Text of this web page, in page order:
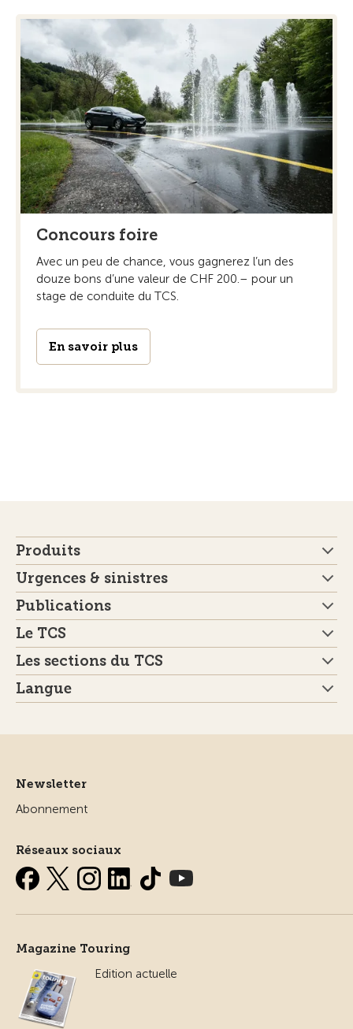
Concours foire
Avec un peu de chance, vous gagnerez l’un des
douze bons d’une valeur de CHF 200.– pour un
stage de conduite du TCS.
En savoir plus
Produits
Urgences & sinistres
Publications
Le TCS
Les sections du TCS
Langue
Newsletter
Abonnement
Réseaux sociaux
Magazine Touring
Edition actuelle